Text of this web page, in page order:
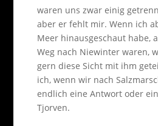
waren uns zwar einig
aber er fehlt mir. Wenn ich
Meer hinausgeschaut habe,
Weg nach Niewinter waren,
gern diese Sicht mit ihm
ich, wenn wir nach
endlich eine Antwort oder
Tjorven.